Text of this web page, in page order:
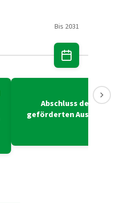
Bis 2031
Abschluss des
geförderten Ausbaus